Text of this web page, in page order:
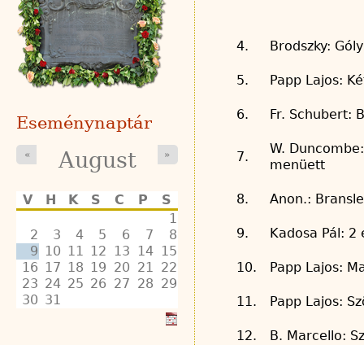
4. Brodszky:
5. Papp Lajos:
6. Fr. Schubert:
7.
W.
menüett
8. Anon.: Bransle
9. Kadosa Pál: 2
10. Papp Lajos:
11. Papp Lajos:
12. B. Marcello:
Eseménynaptár
« August »
V H K S C P
S
1
2
3 4 5 6 7
8
9 10 11 12 13 14 15
16 17 18 19 20 21
22
23 24 25 26 27 28 29
30 31